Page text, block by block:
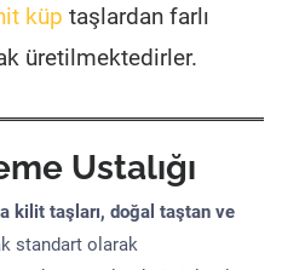
küp taşlardan farlı
üretilmektedirler.
Ustalığı
kilit taşları, doğal taştan ve
standart olarak